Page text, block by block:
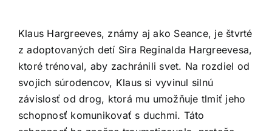
Klaus Hargreeves, známy aj ako Seance, je štvrté
z adoptovaných detí Sira Reginalda Hargreevesa,
ktoré trénoval, aby zachránili svet. Na rozdiel od
svojich súrodencov, Klaus si vyvinul silnú
závislosť od drog, ktorá mu umožňuje tlmiť jeho
schopnosť komunikovať s duchmi. Táto